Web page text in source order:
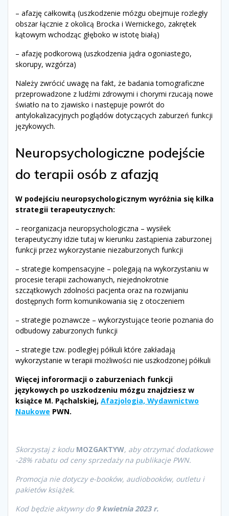
– afazję całkowitą (uszkodzenie mózgu obejmuje rozległy
obszar łącznie z okolicą Brocka i Wernickego, zakrętek
kątowym wchodząc głęboko w istotę białą)
– afazję podkorową (uszkodzenia jądra ogoniastego,
skorupy, wzgórza)
Należy zwrócić uwagę na fakt, że badania tomograficzne
przeprowadzone z ludźmi zdrowymi i chorymi rzucają nowe
światło na to zjawisko i następuje powrót do
antylokalizacyjnych poglądów dotyczących zaburzeń funkcji
językowych.
Neuropsychologiczne podejście
do terapii osób z afazją
W podejściu neuropsychologicznym wyróżnia się kilka
strategii terapeutycznych:
– reorganizacja neuropsychologiczna – wysiłek
terapeutyczny idzie tutaj w kierunku zastąpienia zaburzonej
funkcji przez wykorzystanie niezaburzonych funkcji
– strategie kompensacyjne – polegają na wykorzystaniu w
procesie terapii zachowanych, niejednokrotnie
szczątkowych zdolności pacjenta oraz na rozwijaniu
dostępnych form komunikowania się z otoczeniem
– strategie poznawcze – wykorzystujące teorie poznania do
odbudowy zaburzonych funkcji
– strategie tzw. podległej półkuli które zakładają
wykorzystanie w terapii możliwości nie uszkodzonej półkuli
Więcej inforormacji o zaburzeniach funkcji
językowych po uszkodzeniu mózgu znajdziesz w
książce M. Pąchalskiej, Afazjologia, Wydawnictwo
Naukowe PWN.
Skorzystaj z kodu MOZGAKTYW, aby otrzymać dodatkowe
-28% rabatu od ceny sprzedaży na publikacje PWN.
Promocja nie dotyczy e-booków, audiobooków, outletu i
pakietów książek.
Kod będzie aktywny do 9 kwietnia 2023 r.